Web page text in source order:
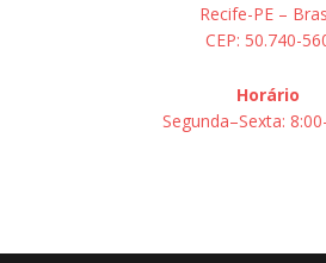
Recife-PE –
CEP: 50.740-
Horário
Segunda–Sexta: